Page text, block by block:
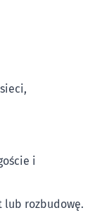
i
lub rozbudowę.